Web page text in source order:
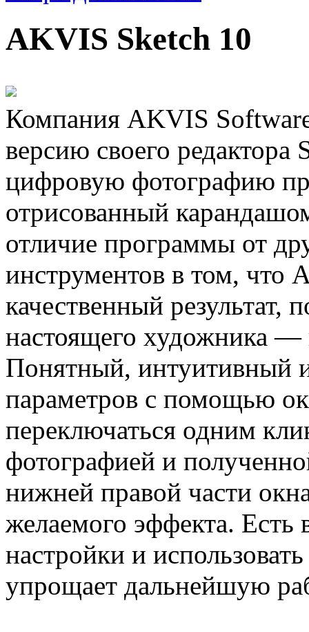
AKVIS Sketch 10
Компания AKVIS
версию своего редактора
цифровую фотографию
отрисованный
отличие программы от
инструментов в том, что
качественный
настоящего художника
Понятный, интуитивный
параметров с помощью
переключаться одним
фотографией и
нижней правой части
желаемого эффекта. Есть
настройки и
упрощает дальнейшую